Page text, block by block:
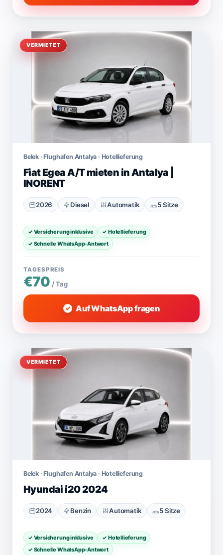
VERMIETET
Belek · Flughafen Antalya · Hotellieferung
Fiat Egea A/T mieten in Antalya |
INORENT
2026 Diesel Automatik 5 Sitze
✓ Versicherung inklusive
✓ Hotellieferung
✓ Schnelle WhatsApp-Antwort
TAGESPREIS
€70 / Tag
Auf WhatsApp fragen
VERMIETET
Belek · Flughafen Antalya · Hotellieferung
Hyundai i20 2024
2024 Benzin Automatik 5 Sitze
✓ Versicherung inklusive
✓ Hotellieferung
✓ Schnelle WhatsApp-Antwort